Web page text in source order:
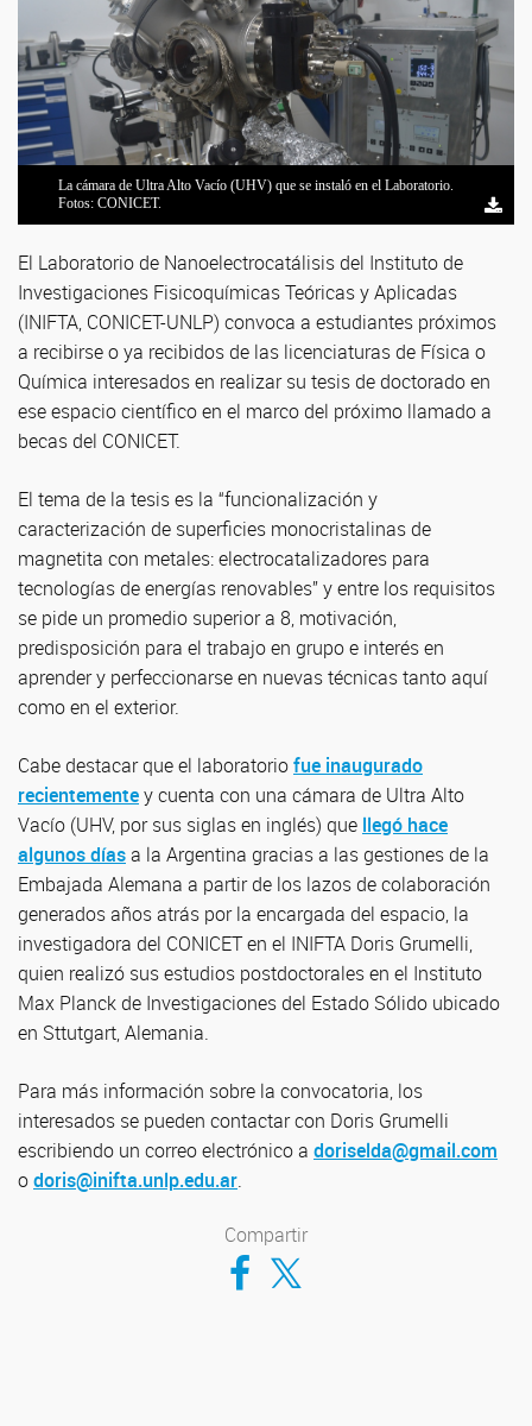
La cámara de Ultra Alto Vacío (UHV) que se instaló en el Laboratorio.
Fotos: CONICET.
Doris Grumelli junto a sus colaboradores. Fotos: CONICET.
El Laboratorio de Nanoelectrocatálisis del Instituto de
Investigaciones Fisicoquímicas Teóricas y Aplicadas
(INIFTA, CONICET-UNLP) convoca a estudiantes próximos
a recibirse o ya recibidos de las licenciaturas de Física o
Química interesados en realizar su tesis de doctorado en
ese espacio científico en el marco del próximo llamado a
becas del CONICET.
El tema de la tesis es la “funcionalización y
caracterización de superficies monocristalinas de
magnetita con metales: electrocatalizadores para
tecnologías de energías renovables” y entre los requisitos
se pide un promedio superior a 8, motivación,
predisposición para el trabajo en grupo e interés en
aprender y perfeccionarse en nuevas técnicas tanto aquí
como en el exterior.
Cabe destacar que el laboratoriofue inaugurado
recientementey cuenta con una cámara de Ultra Alto
Vacío (UHV, por sus siglas en inglés) que llegó hace
algunos díasa la Argentina gracias a las gestiones de la
Embajada Alemana a partir de los lazos de colaboración
generados años atrás por la encargada del espacio, la
investigadora del CONICET en el INIFTA Doris Grumelli,
quien realizó sus estudios postdoctorales en el Instituto
Max Planck de Investigaciones del Estado Sólido ubicado
en Sttutgart, Alemania.
Para más información sobre la convocatoria, los
interesados se pueden contactar con Doris Grumelli
escribiendo un correo electrónico a doriselda@gmail.com
odoris@inifta.unlp.edu.ar.
Compartir
Compartir en Facebook
Compartir en Twitter